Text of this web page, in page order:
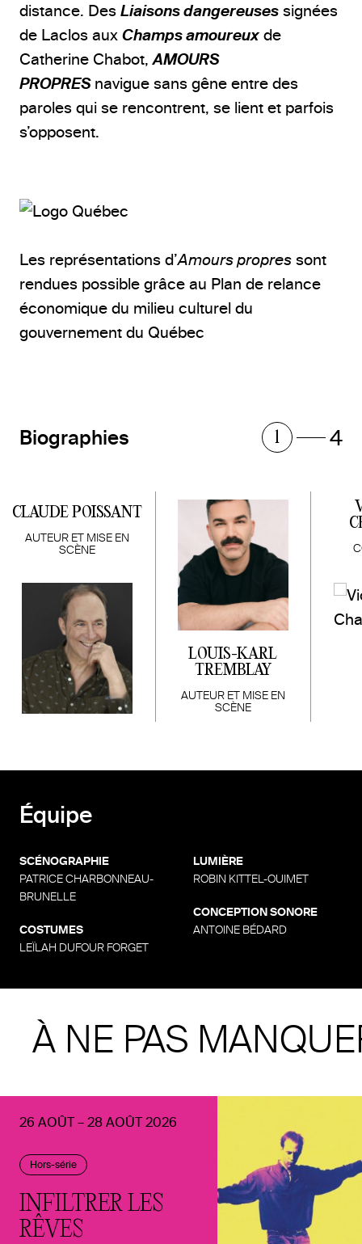
distance. Des Liaisons dangereuses signées
de Laclos aux Champs amoureux de
Catherine Chabot,AMOURS
PROPRESnavigue sans gêne entre des
paroles qui se rencontrent, se lient et parfois
s’opposent.
Les représentations d’Amours propres sont
rendues possible grâce au Plan de relance
économique du milieu culturel du
gouvernement du Québec
Biographies 1 4
CLAUDE POISSANT
AUTEUR ET MISE EN
SCÈNE
LOUIS-KARL
TREMBLAY
AUTEUR ET MISE EN
SCÈNE
Équipe
SCÉNOGRAPHIE
PATRICE CHARBONNEAU-
BRUNELLE
COSTUMES
LEÏLAH DUFOUR FORGET
LUMIÈRE
ROBIN KITTEL-OUIMET
CONCEPTION SONORE
ANTOINE BÉDARD
À NE PAS
Hors-série
INFILTRER LES
RÊVES
26 AOÛT – 28 AOÛT 2026